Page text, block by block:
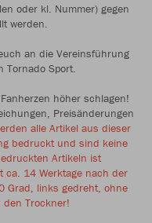
oder kl. Nummer) gegen
werden.
an die Vereinsführung
Tornado Sport.
höher schlagen!
Preisänderungen
alle Artikel aus dieser
bedruckt und sind keine
Artikeln ist
ca. 14 Werktage nach der
Grad, links gedreht, ohne
Trockner!